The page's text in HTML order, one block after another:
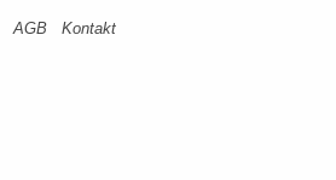
AGB Kontakt